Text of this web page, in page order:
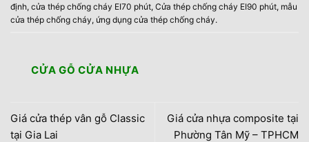
định, cửa thép chống cháy EI70 phút, Cửa thép chống cháy EI90 phút, mẫu
cửa thép chống cháy, ứng dụng cửa thép chống cháy.
CỬA GỖ CỬA NHỰA
Giá cửa thép vân gỗ Classic
tại Gia Lai
Giá cửa nhựa composite tại
Phường Tân Mỹ – TPHCM